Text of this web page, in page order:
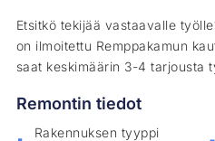
Etsitkö tekijää vastaavalle
on ilmoitettu Remppakamun
saat keskimäärin 3-4 tarjousta
Remontin tiedot
Rakennuksen tyyppi